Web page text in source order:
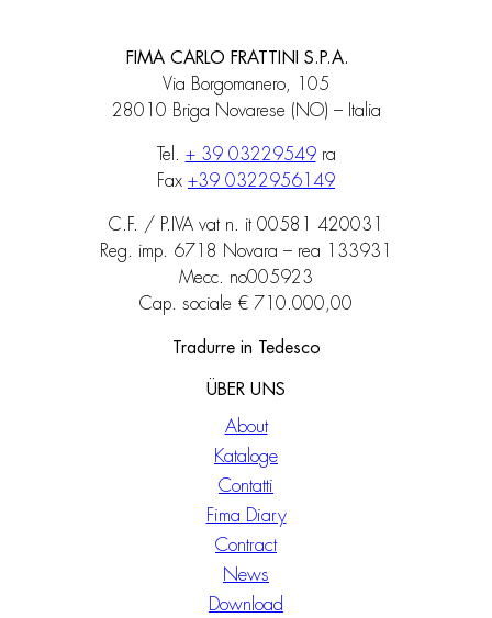
FIMA CARLO FRATTINI S.P.A.
Via Borgomanero, 105
28010 Briga Novarese (NO) – Italia
Tel. + 39 03229549ra
Fax +39 0322956149
C.F. / P.IVA vat n. it 00581 420031
Reg. imp. 6718 Novara – rea 133931
Mecc. no005923
Cap. sociale € 710.000,00
Tradurre in Tedesco
ÜBER UNS
About
Kataloge
Contatti
Fima Diary
Contract
News
Download